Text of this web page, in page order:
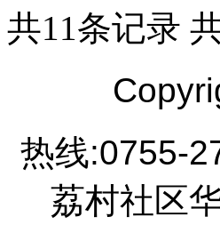
共11条记录
热线:0755-
荔村社区